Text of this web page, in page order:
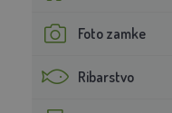
Foto zamke
Ribarstvo